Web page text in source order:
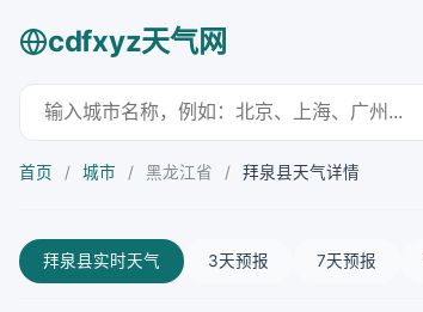
cdfxyz天气网
首页 / 城市 / 黑龙江省 / 拜泉县天气详情
拜泉县实时天气 3天预报 7天预报